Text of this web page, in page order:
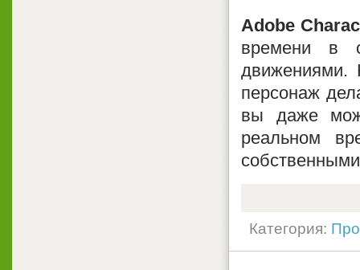
Adobe
времени в
движениями.
персонаж
вы даже
реальном
Категория: